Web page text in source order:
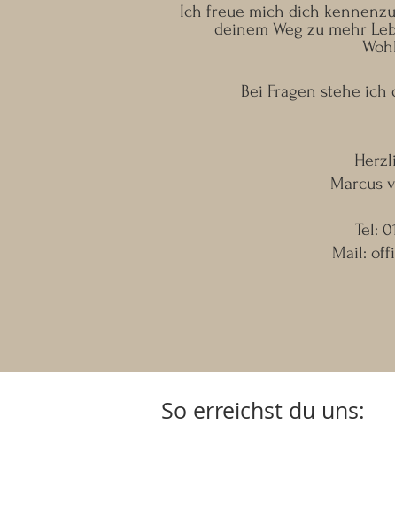
Ich freue mich dich
deinem Weg zu mehr
Bei Fragen stehe
Marcus
Tel:
Mail:
So erreichst du uns: